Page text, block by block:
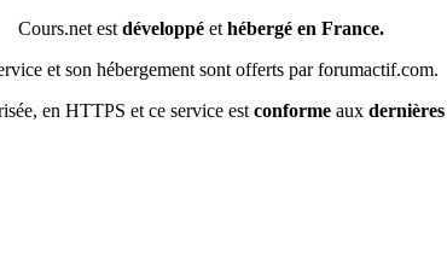
Cours.net est développé et hébergé en France.
et son hébergement sont offerts par forumactif.com.
en HTTPS et ce service est conformeaux